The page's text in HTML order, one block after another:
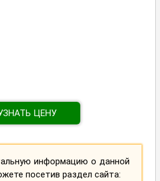
ЦЕНУ
информацию о данной
посетив раздел сайта: